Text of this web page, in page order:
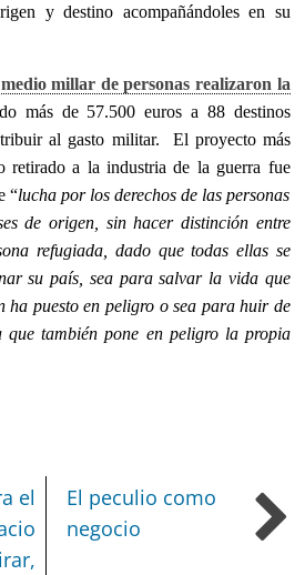
y destino acompañándoles en su
millar de personas realizaron la
más de 57.500 euros a 88 destinos
al gasto militar. El proyecto más
retirado a la industria de la guerra fue
“lucha por los derechos de las personas
de origen, sin hacer distinción entre
refugiada, dado que todas ellas se
su país, sea para salvar la vida que
ha puesto en peligro o sea para huir de
que también pone en peligro la propia
el
El peculio como
negocio